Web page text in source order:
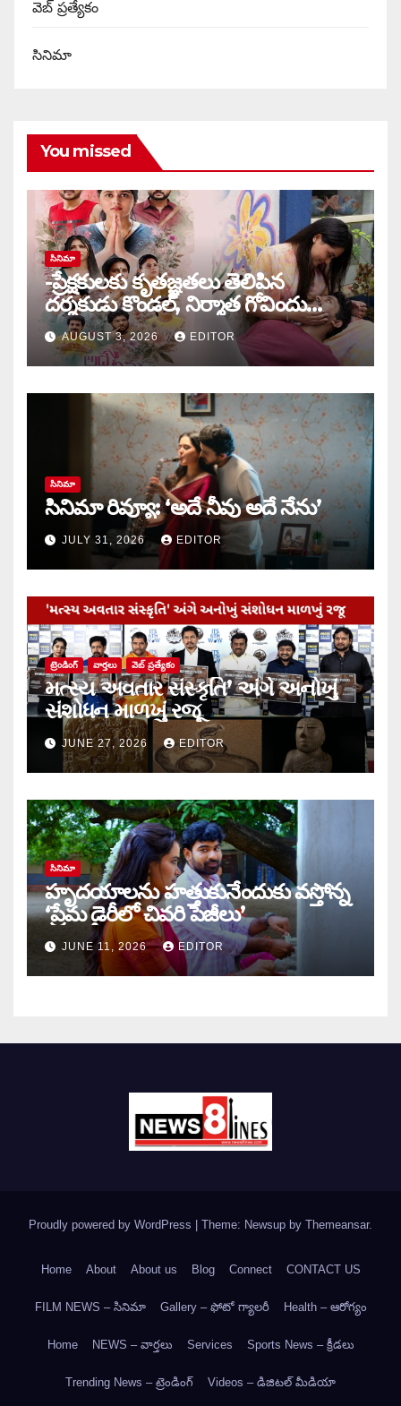
వెబ్ ప్రత్యేకం
సినిమా
You missed
సినిమా
-ప్రేక్షకులకు కృతజ్ఞతలు తెలిపిన
దర్శకుడు కొండల్, నిర్మాత గోవిందు
కాండ్రేగుల
AUGUST 3, 2026 EDITOR
సినిమా
సినిమా రివ్యూ: ‘అదే నీవు అదే నేను’
JULY 31, 2026 EDITOR
ట్రెండింగ్ వార్త‌లు వెబ్ ప్రత్యేకం
મત્સ્ય અવતાર સંસ્કૃતિ’ અંગે અનોખું
સંશોધન માળખું રજૂ
JUNE 27, 2026 EDITOR
సినిమా
హృదయాలను హత్తుకునేందుకు వస్తోన్న
‘ప్రేమ డైరీలో చివరి పేజీలు’
JUNE 11, 2026 EDITOR
Proudly powered by WordPress Theme: Newsup by Themeansar.
Home About About us Blog Connect CONTACT US
FILM NEWS – సినిమా Gallery – ఫోటో గ్యాలరీ Health – ఆరోగ్యం
Home NEWS – వార్త‌లు Services Sports News – క్రీడలు
Trending News – ట్రెండింగ్ Videos – డిజిటల్ మీడియా